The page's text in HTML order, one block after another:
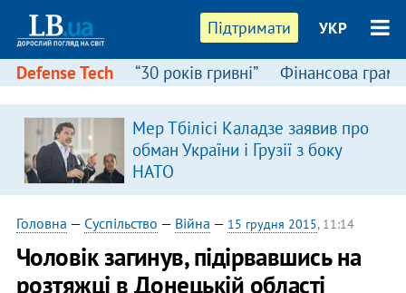
Підтримати УКР
Defense Tech “30 років гривні” Фінансова
Мер Тбілісі Каладзе заявив про
обман України і Грузії з боку
НАТО
Головна — Суспільство — Війна — 15 грудня 2015, 11:14
Чоловік загинув, підірвавшись на
розтяжці в Донецькій області